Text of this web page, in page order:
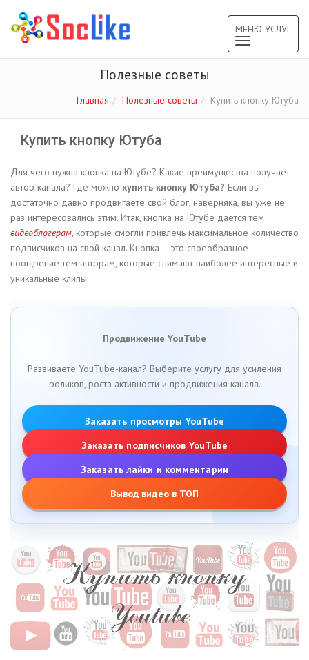
МЕНЮ УСЛУГ
navigation
Полезные советы
Главная Полезные советы Купить кнопку Ютуба
Купить кнопку Ютуба
Для чего нужна кнопка на Ютубе? Какие преимущества получает
автор канала? Где можно купить кнопку Ютуба? Если вы
достаточно давно продвигаете свой блог, наверняка, вы уже не
раз интересовались этим. Итак, кнопка на Ютубе дается тем
видеоблогерам, которые смогли привлечь максимальное количество
подписчиков на свой канал. Кнопка – это своеобразное
поощрение тем авторам, которые снимают наиболее интересные и
уникальные клипы.
Продвижение YouTube
Развиваете YouTube-канал? Выберите услугу для усиления
роликов, роста активности и продвижения канала.
Заказать просмотры YouTube
Заказать подписчиков YouTube
Заказать лайки и комментарии
Вывод видео в ТОП